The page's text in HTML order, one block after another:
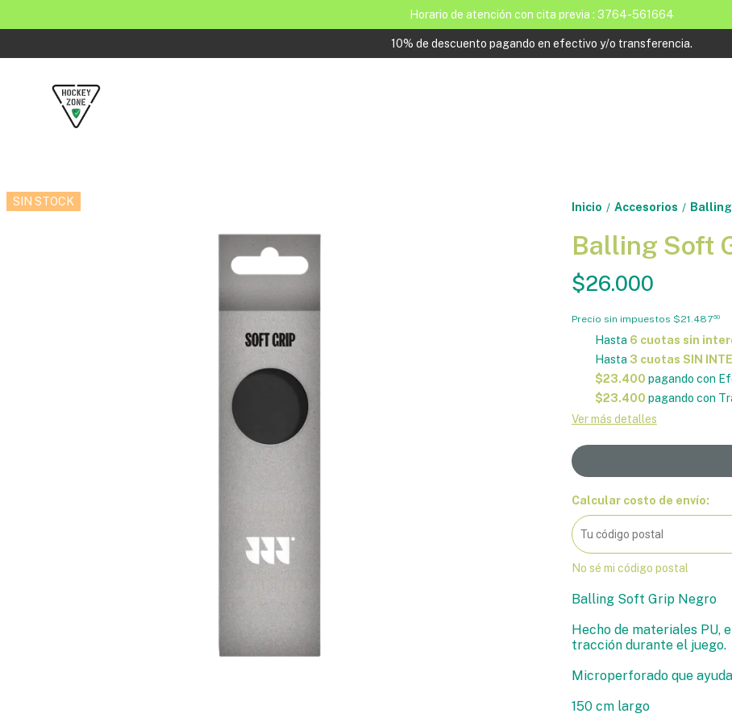
Horario de atención con cita previa : 3764-561664
10% de descuento pagando en efectivo y/o transferencia.
SIN STOCK Inicio / Accesorios /
Balling Soft
$26.000
Precio sin impuestos $21.48760
Hasta 6 cuotas sin
Hasta 3 cuotas SIN
$23.400 pagando con
$23.400 pagando con
Ver más detalles
Calcular costo de envío:
No sé mi código postal
Balling Soft Grip Negro
Hecho de materiales PU,
tracción durante el juego.
Microperforado que
150 cm largo